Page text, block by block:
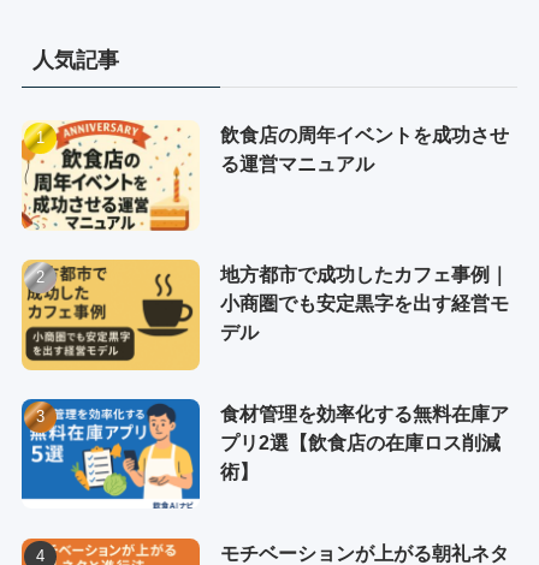
人気記事
飲食店の周年イベントを成功させ
る運営マニュアル
地方都市で成功したカフェ事例｜
小商圏でも安定黒字を出す経営モ
デル
食材管理を効率化する無料在庫ア
プリ2選【飲食店の在庫ロス削減
術】
モチベーションが上がる朝礼ネタ